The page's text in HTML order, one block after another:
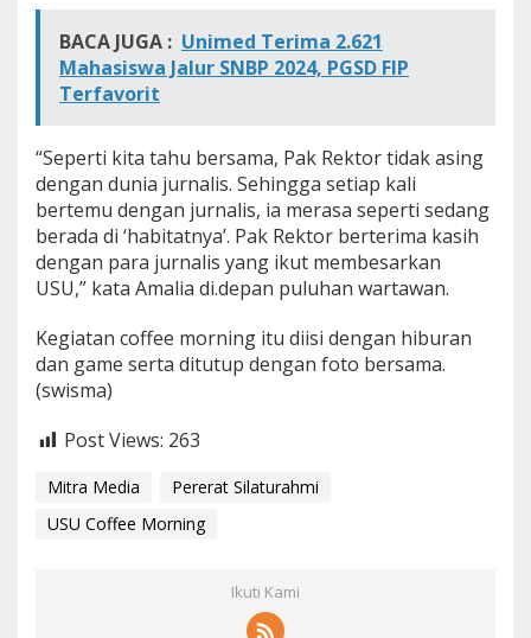
BACA JUGA : Unimed Terima 2.621
Mahasiswa Jalur SNBP 2024, PGSD FIP
Terfavorit
“Seperti kita tahu bersama, Pak Rektor tidak asing
dengan dunia jurnalis. Sehingga setiap kali
bertemu dengan jurnalis, ia merasa seperti sedang
berada di ‘habitatnya’. Pak Rektor berterima kasih
dengan para jurnalis yang ikut membesarkan
USU,” kata Amalia di.depan puluhan wartawan.
Kegiatan coffee morning itu diisi dengan hiburan
dan game serta ditutup dengan foto bersama.
(swisma)
Post Views: 263
Mitra Media
Pererat Silaturahmi
USU Coffee Morning
Ikuti Kami